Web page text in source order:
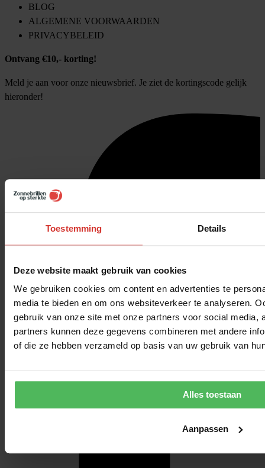
Toestemming Details
Deze website maakt gebruik van cookies
We gebruiken cookies om content en advertenties te
media te bieden en om ons websiteverkeer te analyseren.
gebruik van onze site met onze partners voor social media,
partners kunnen deze gegevens combineren met andere
of die ze hebben verzameld op basis van uw gebruik van
Alles toestaan
Aanpassen
BLOG
ALGEMENE VOORWAARDEN
PRIVACYBELEID
Ontvang €10,- korting!
Meld je aan voor onze nieuwsbrief. Je ziet de kortingscode gelijk
hieronder!